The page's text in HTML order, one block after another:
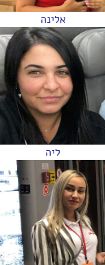
אלינה
ליה